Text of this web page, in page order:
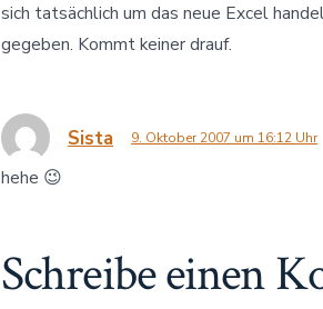
sich tatsächlich um das neue Excel
gegeben. Kommt keiner drauf.
Sista 9. Oktober 2007 um 16:12 Uhr
hehe 😉
Schreibe einen